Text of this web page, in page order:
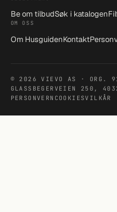
Be om tilbudSøk i katalogen
OM OSS
Om HusguidenKontakt
© 2026 VIEVO AS · ORG.
GLASSBEGERVEIEN 250,
PERSONVERN COOKIESVILKÅR